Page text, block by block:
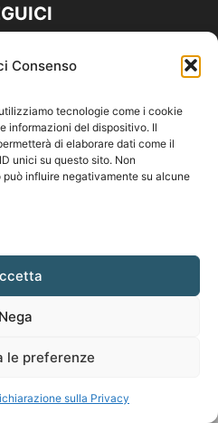
Consenso
tecnologie come i cookie
informazioni del dispositivo. Il
di elaborare dati come il
unici su questo sito. Non
influire negativamente su alcune
Nega
le preferenze
sulla Privacy